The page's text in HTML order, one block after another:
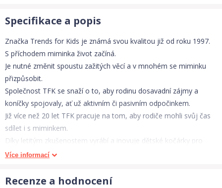
Specifikace a popis
Značka Trends for Kids je známá svou kvalitou již od roku 1997.
S příchodem miminka život začíná.
Je nutné změnit spoustu zažitých věcí a v mnohém se miminku
přizpůsobit.
Společnost TFK se snaží o to, aby rodinu dosavadní zájmy a
koníčky spojovaly, ať už aktivním či pasivním odpočinkem.
Již více než 20 let TFK pracuje na tom, aby rodiče mohli svůj čas
sdílet i s miminkem.
Díky letitým zkušenostem vyrábí a inovuje dětské kočárky pro
outdoorové a sportovní využití.
Nejdůležitější v životě je objevovat svět se svými dětmi - život
Více informací
Recenze a hodnocení